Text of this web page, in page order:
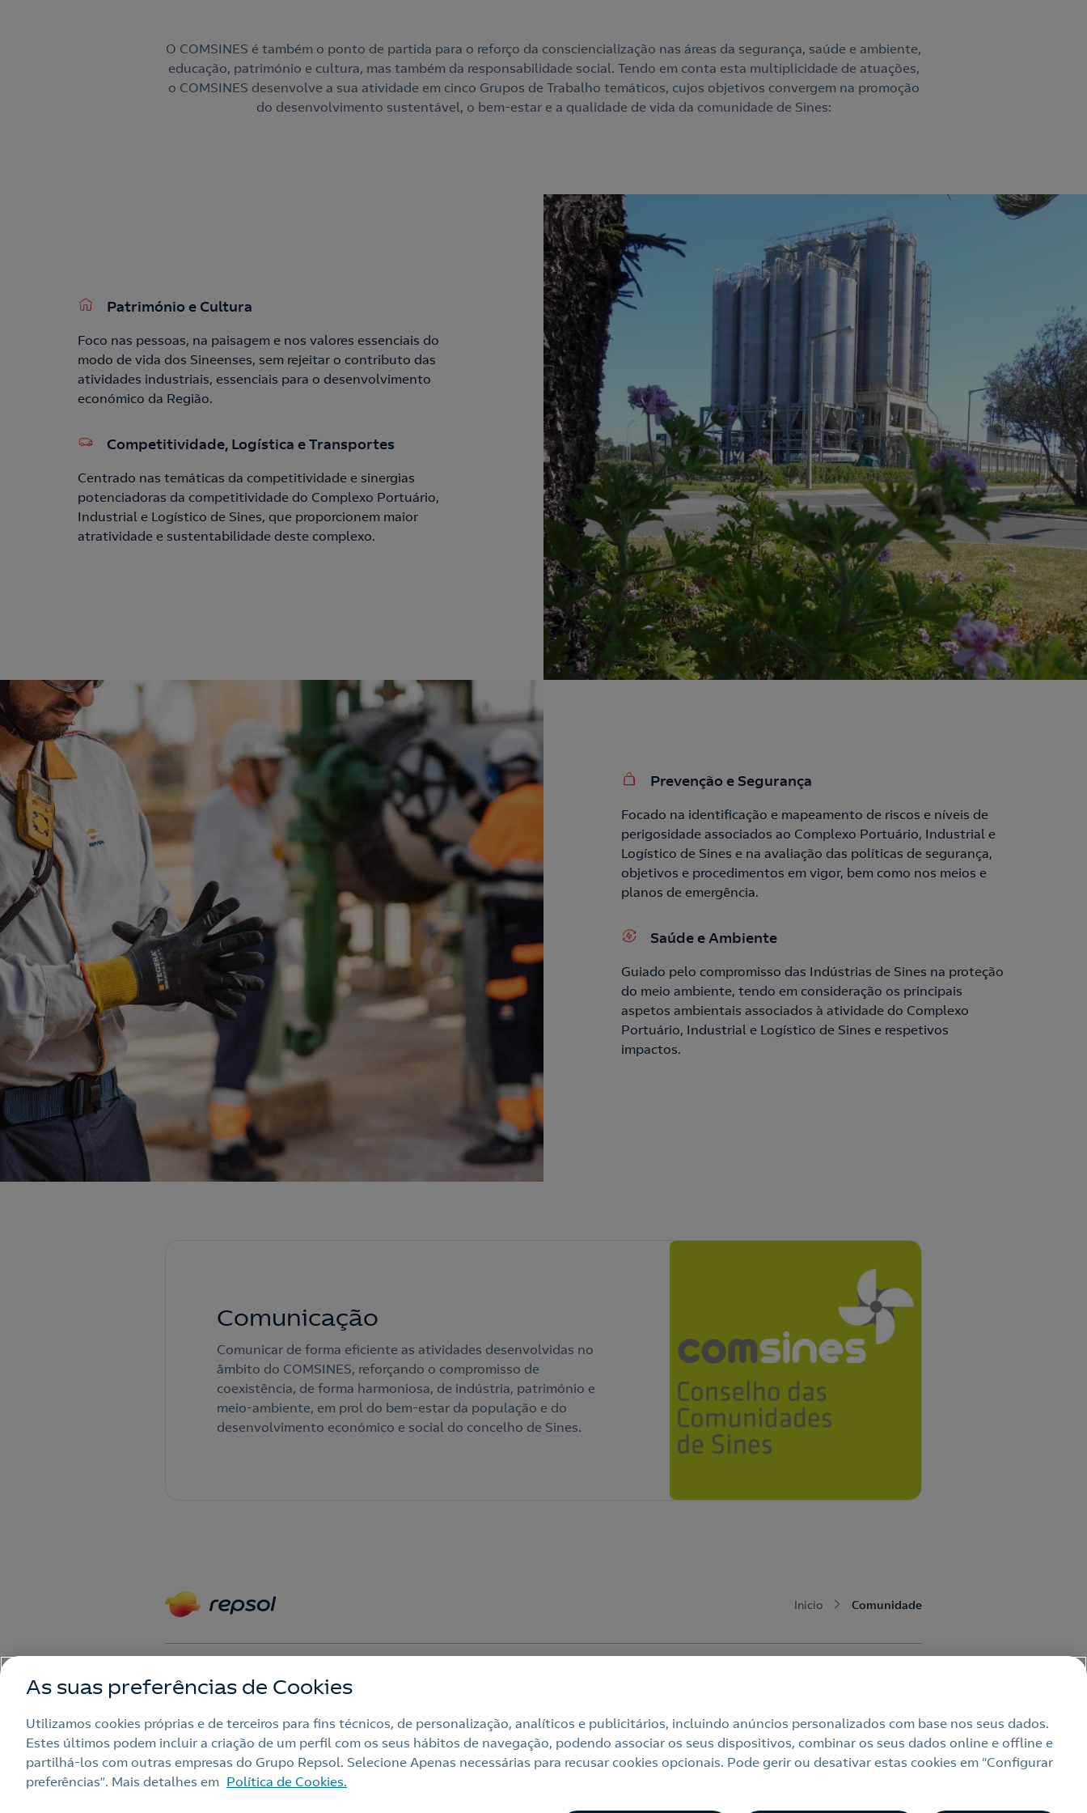
O COMSINES é também o ponto de partida para o reforço da consciencialização nas áreas da segurança, saúde e ambiente,
educação, património e cultura, mas também da responsabilidade social. Tendo em conta esta multiplicidade de atuações,
o COMSINES desenvolve a sua atividade em cinco Grupos de Trabalho temáticos, cujos objetivos convergem na promoção
do desenvolvimento sustentável, o bem-estar e a qualidade de vida da comunidade de Sines:
Património e Cultura
Foco nas pessoas, na paisagem e nos valores essenciais do
modo de vida dos Sineenses, sem rejeitar o contributo das
atividades industriais, essenciais para o desenvolvimento
económico da Região.
Competitividade, Logística e Transportes
Centrado nas temáticas da competitividade e sinergias
potenciadoras da competitividade do Complexo Portuário,
Industrial e Logístico de Sines, que proporcionem maior
atratividade e sustentabilidade deste complexo.
Prevenção e Segurança
Focado na identificação e mapeamento de riscos e níveis de
perigosidade associados ao Complexo Portuário, Industrial e
Logístico de Sines e na avaliação das políticas de segurança,
objetivos e procedimentos em vigor, bem como nos meios e
planos de emergência.
Saúde e Ambiente
Guiado pelo compromisso das Indústrias de Sines na proteção
do meio ambiente, tendo em consideração os principais
aspetos ambientais associados à atividade do Complexo
Portuário, Industrial e Logístico de Sines e respetivos
impactos.
Comunicação
Comunicar de forma eficiente as atividades desenvolvidas no
âmbito do COMSINES, reforçando o compromisso de
coexistência, de forma harmoniosa, de indústria, património e
meio-ambiente, em prol do bem-estar da população e do
desenvolvimento económico e social do concelho de Sines.
Inicio Comunidade
Webs Repsol
Contacto
As suas preferências de Cookies
Utilizamos cookies próprias e de terceiros para fins técnicos, de personalização, analíticos e publicitários, incluindo anúncios personalizados com base nos seus dados.
Estes últimos podem incluir a criação de um perfil com os seus hábitos de navegação, podendo associar os seus dispositivos, combinar os seus dados online e offline e
partilhá‑los com outras empresas do Grupo Repsol. Selecione Apenas necessárias para recusar cookies opcionais. Pode gerir ou desativar estas cookies em “Configurar
preferências”. Mais detalhes em Política de Cookies.